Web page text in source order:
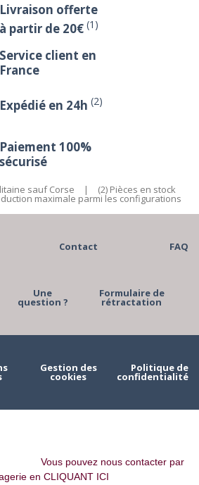
Livraison offerte
à partir de 20€ (1)
Service client en
France
Expédié en 24h (2)
Paiement 100%
sécurisé
sauf Corse | (2) Pièces en stock
maximale parmi les configurations
Contact FAQ
Une
question ?
Formulaire de
rétractation
Gestion des
cookies
Politique de
confidentialité
Vous pouvez nous contacter par
en CLIQUANT ICI